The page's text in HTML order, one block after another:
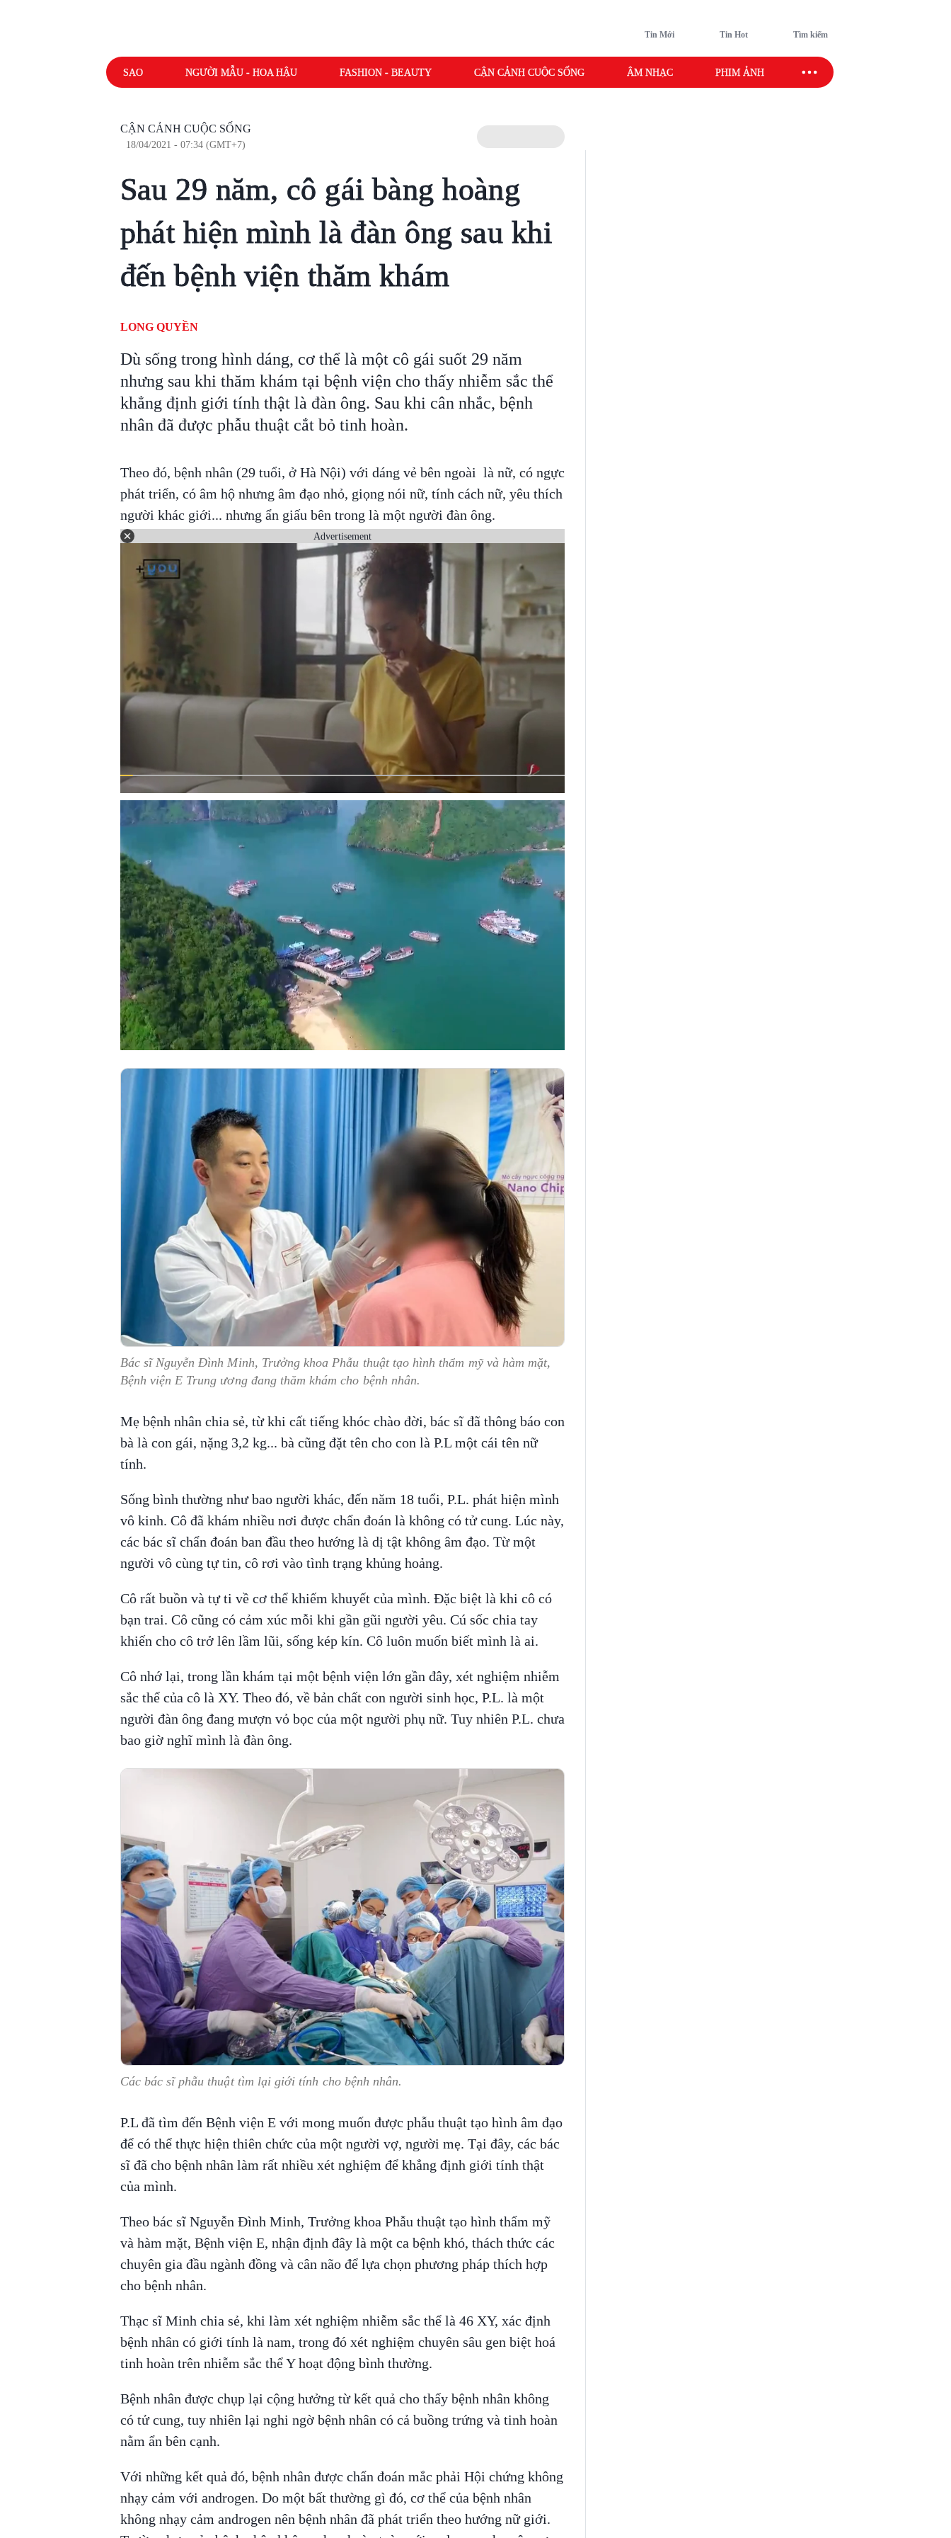
Tin Mới Tin Hot Tìm kiếm
SAO NGƯỜI MẪU - HOA HẬU FASHION - BEAUTY CẬN CẢNH CUỘC SỐNG ÂM NHẠC PHIM ẢNH SAO SPORT
CẬN CẢNH CUỘC SỐNG
18/04/2021 - 07:34 (GMT+7)
Sau 29 năm, cô gái bàng hoàng
phát hiện mình là đàn ông sau khi
đến bệnh viện thăm khám
LONG QUYỀN
Dù sống trong hình dáng, cơ thể là một cô gái suốt 29 năm
nhưng sau khi thăm khám tại bệnh viện cho thấy nhiễm sắc thể
khẳng định giới tính thật là đàn ông. Sau khi cân nhắc, bệnh
nhân đã được phẫu thuật cắt bỏ tinh hoàn.
Theo đó, bệnh nhân (29 tuổi, ở Hà Nội) với dáng vẻ bên ngoài là nữ, có ngực
phát triển, có âm hộ nhưng âm đạo nhỏ, giọng nói nữ, tính cách nữ, yêu thích
người khác giới... nhưng ẩn giấu bên trong là một người đàn ông.
Advertisement
Bác sĩ Nguyễn Đình Minh, Trưởng khoa Phẫu thuật tạo hình thẩm mỹ và hàm mặt,
Bệnh viện E Trung ương đang thăm khám cho bệnh nhân.
Mẹ bệnh nhân chia sẻ, từ khi cất tiếng khóc chào đời, bác sĩ đã thông báo con
bà là con gái, nặng 3,2 kg... bà cũng đặt tên cho con là P.L một cái tên nữ
tính.
Sống bình thường như bao người khác, đến năm 18 tuổi, P.L. phát hiện mình
vô kinh. Cô đã khám nhiều nơi được chẩn đoán là không có tử cung. Lúc này,
các bác sĩ chẩn đoán ban đầu theo hướng là dị tật không âm đạo. Từ một
người vô cùng tự tin, cô rơi vào tình trạng khủng hoảng.
Cô rất buồn và tự ti về cơ thể khiếm khuyết của mình. Đặc biệt là khi cô có
bạn trai. Cô cũng có cảm xúc mỗi khi gần gũi người yêu. Cú sốc chia tay
khiến cho cô trở lên lầm lũi, sống kép kín. Cô luôn muốn biết mình là ai.
Cô nhớ lại, trong lần khám tại một bệnh viện lớn gần đây, xét nghiệm nhiễm
sắc thể của cô là XY. Theo đó, về bản chất con người sinh học, P.L. là một
người đàn ông đang mượn vỏ bọc của một người phụ nữ. Tuy nhiên P.L. chưa
bao giờ nghĩ mình là đàn ông.
Các bác sĩ phẫu thuật tìm lại giới tính cho bệnh nhân.
P.L đã tìm đến Bệnh viện E với mong muốn được phẫu thuật tạo hình âm đạo
để có thể thực hiện thiên chức của một người vợ, người mẹ. Tại đây, các bác
sĩ đã cho bệnh nhân làm rất nhiều xét nghiệm để khẳng định giới tính thật
của mình.
Theo bác sĩ Nguyễn Đình Minh, Trưởng khoa Phẫu thuật tạo hình thẩm mỹ
và hàm mặt, Bệnh viện E, nhận định đây là một ca bệnh khó, thách thức các
chuyên gia đầu ngành đồng và cân não để lựa chọn phương pháp thích hợp
cho bệnh nhân.
Thạc sĩ Minh chia sẻ, khi làm xét nghiệm nhiễm sắc thể là 46 XY, xác định
bệnh nhân có giới tính là nam, trong đó xét nghiệm chuyên sâu gen biệt hoá
tinh hoàn trên nhiễm sắc thể Y hoạt động bình thường.
Bệnh nhân được chụp lại cộng hưởng từ kết quả cho thấy bệnh nhân không
có tử cung, tuy nhiên lại nghi ngờ bệnh nhân có cả buồng trứng và tinh hoàn
nằm ẩn bên cạnh.
Với những kết quả đó, bệnh nhân được chẩn đoán mắc phải Hội chứng không
nhạy cảm với androgen. Do một bất thường gì đó, cơ thể của bệnh nhân
không nhạy cảm androgen nên bệnh nhân đã phát triển theo hướng nữ giới.